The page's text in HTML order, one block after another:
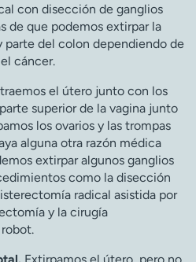
con disección de ganglios
de que podemos extirpar la
parte del colon dependiendo de
cáncer.
el útero junto con los
superior de la vagina junto
los ovarios y las trompas
alguna otra razón médica
extirpar algunos ganglios
como la disección
radical asistida por
y la cirugía
Extirpamos el útero, pero no